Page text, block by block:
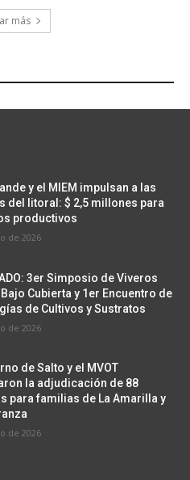
más
y el MIEM impulsan a las
del litoral: $ 2,5 millones para
productivos
de 2026
3er Simposio de Viveros
Cubierta y 1er Encuentro de
de Cultivos y Sustratos
de 2026
de Salto y el MVOT
la adjudicación de 88
para familias de La Amarilla y
de 2026